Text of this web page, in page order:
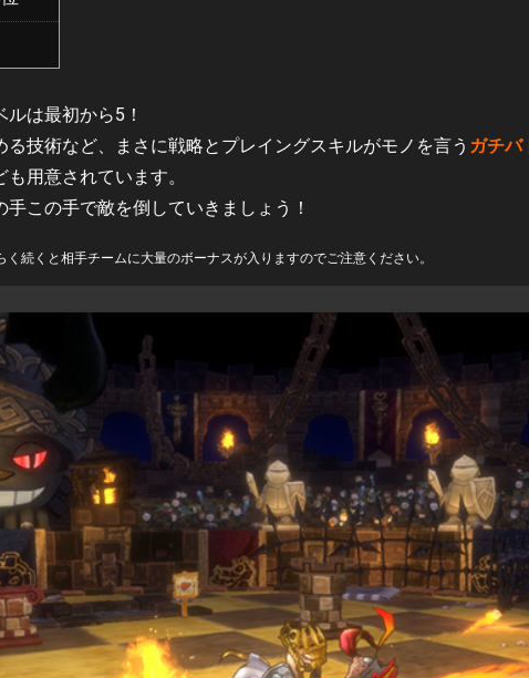
は最初から5！
技術など、まさに戦略とプレイングスキルがモノを言う ガチバ
用意されています。
この手で敵を倒していきましょう！
続くと相手チームに大量のボーナスが入りますのでご注意ください。